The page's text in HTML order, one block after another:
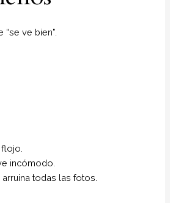
ve bien”.
incómodo.
todas las fotos.